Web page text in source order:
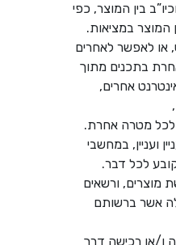
בין המוצר, כפי
המוצר במציאות.
או לאפשר לאחרים
בתכנים מתוך
אחרים,
לכל מטרה אחרת.
ועניין, במחשבי
לכל דבר.
מוצרים, ורשאים
בני 18 ומעלה אשר ברשותם
ו/או רכישה דרך